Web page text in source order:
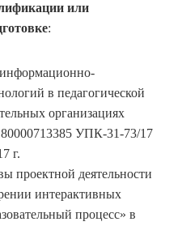
или
:
в педагогической
организациях
УПК-31-73/17
г.
проектной деятельности
интерактивных
процесс» в